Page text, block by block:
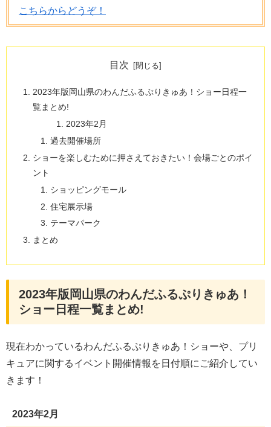
こちらからどうぞ！
目次
2023年版岡山県のわんだふるぷりきゅあ！ショー日程一
覧まとめ!
2023年2月
過去開催場所
ショーを楽しむために押さえておきたい！会場ごとのポイ
ント
ショッピングモール
住宅展示場
テーマパーク
まとめ
2023年版岡山県のわんだふるぷりきゅあ！
ショー日程一覧まとめ!
現在わかっているわんだふるぷりきゅあ！ショーや、プリ
キュアに関するイベント開催情報を日付順にご紹介してい
きます！
2023年2月